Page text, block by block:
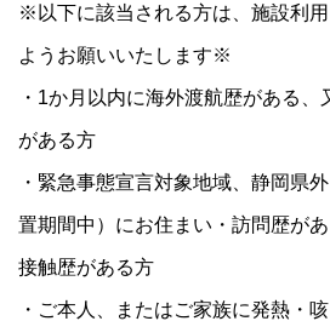
※以下に該当される方は、施設利
ようお願いいたします※
・1か月以内に海外渡航歴がある
がある方
・緊急事態宣言対象地域、静岡県
置期間中）にお住まい・訪問歴が
接触歴がある方
・ご本人、またはご家族に発熱・